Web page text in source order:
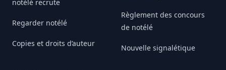
notélé recrute
Regarder notélé
Copies et droits d’auteur
Règlement des concours
de notélé
Nouvelle signalétique